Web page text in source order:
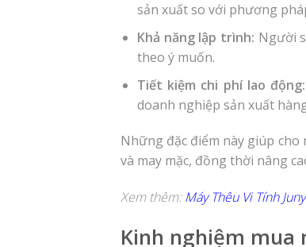
sản xuất so với phương
Khả năng lập trình: Người
theo ý muốn.
Tiết kiệm chi phí lao động:
doanh nghiệp sản xuất
Những đặc điểm này giúp
và may mặc, đồng thời nâng
Xem thêm:Máy Thêu Vi Tính
Kinh nghiệm